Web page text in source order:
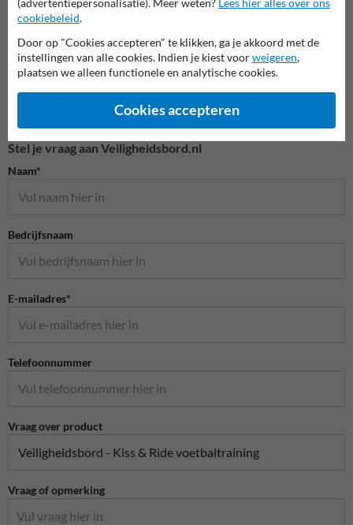
Stel je vraag aan Veiligheidsbord.nl
Naam*
Bedrijfsnaam
E-mailadres*
Telefoonnummer
Vraag over product
Vraag of opmerking
cookiebeleid.
Door op "Cookies accepteren" te klikken, ga je akkoord met de
instellingen van alle cookies. Indien je kiest voorweigeren,
plaatsen we alleen functionele en analytische cookies.
Cookies accepteren